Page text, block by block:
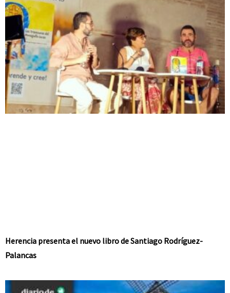
Herencia presenta el nuevo libro de Santiago Rodríguez-
Palancas